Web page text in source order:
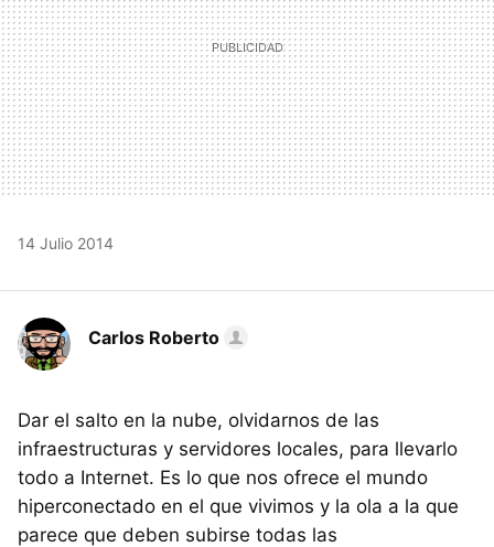
14 Julio 2014
Carlos Roberto
Dar el salto en la nube, olvidarnos de las
infraestructuras y servidores locales, para llevarlo
todo a Internet. Es lo que nos ofrece el mundo
hiperconectado en el que vivimos y la ola a la que
parece que deben subirse todas las